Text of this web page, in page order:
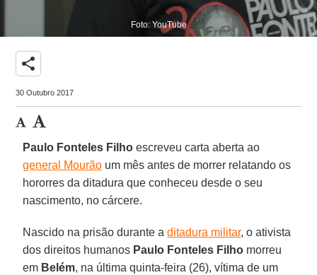
Foto: YouTube
share
30 Outubro 2017
Paulo Fonteles Filho escreveu carta aberta ao
general Mourão um mês antes de morrer relatando os
hororres da ditadura que conheceu desde o seu
nascimento, no cárcere.
Nascido na prisão durante aditadura militar, o ativista
dos direitos humanos Paulo Fonteles Filho morreu
em Belém, na última quinta-feira (26), vítima de um